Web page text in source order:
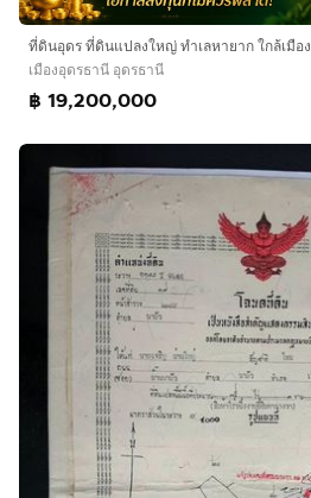
ที่ดินอุดร ที่ดินแปลงใหญ่ ทำเลหายาก ใกล้เมือง
เมืองอุดรธานี อุดรธานี
฿ 19,200,000